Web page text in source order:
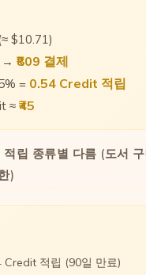
$10.71)
→₹809 결제
= 0.54 Credit 적립
≈₹45
립 종류별 다름 (도서
)
Credit 적립 (90일 만료)